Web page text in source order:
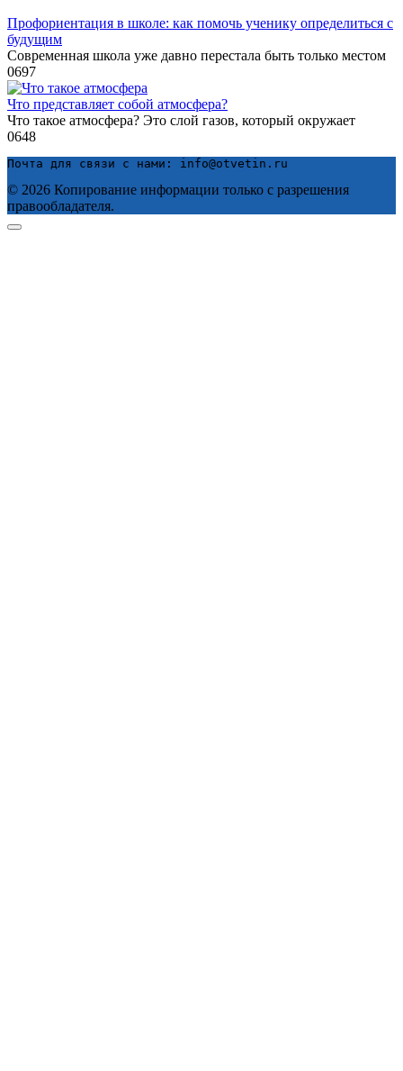
Профориентация в школе: как помочь ученику определиться с
будущим
Современная школа уже давно перестала быть только местом
0697
Что представляет собой атмосфера?
Что такое атмосфера? Это слой газов, который окружает
0648
Почта для связи с нами: info@otvetin.ru
© 2026 Копирование информации только с разрешения
правообладателя.